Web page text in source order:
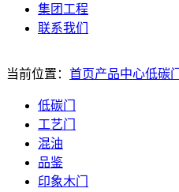
集团工程
联系我们
当前位置： 首页产品中心低碳门
低碳门
工艺门
混油
品鉴
印象木门